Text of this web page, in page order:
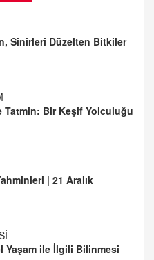
Bir Keşif Yolculuğu
| 21 Aralık
Yaşam ile İlgili Bilinmesi